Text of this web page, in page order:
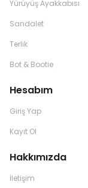
Yürüyüş Ayakkabısı
Sandalet
Terlik
Bot & Bootie
Hesabım
Giriş Yap
Kayıt Ol
Hakkımızda
İletişim